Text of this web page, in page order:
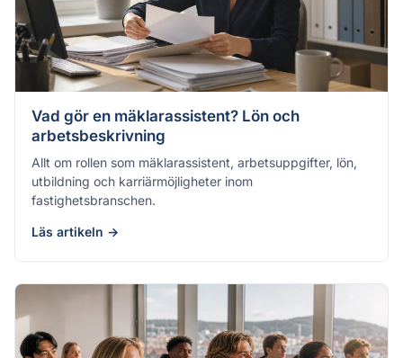
Vad gör en mäklarassistent? Lön och
arbetsbeskrivning
Allt om rollen som mäklarassistent, arbetsuppgifter, lön,
utbildning och karriärmöjligheter inom
fastighetsbranschen.
Läs artikeln →